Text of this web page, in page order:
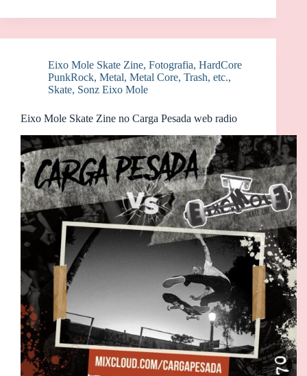
Eixo Mole Skate Zine, Fotografia, HardCore
PunkRock, Metal, Metal Core, Trash, etc.,
Skate, Sonz Eixo Mole
Eixo Mole Skate Zine no Carga Pesada web radio